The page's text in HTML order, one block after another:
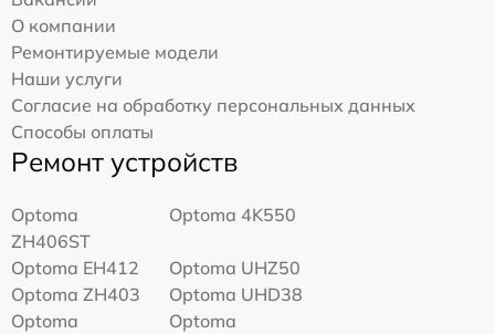
О компании
Ремонтируемые модели
Наши услуги
Согласие на обработку персональных данных
Способы оплаты
Ремонт устройств
Optoma
ZH406ST
Optoma 4K550
Optoma EH412
Optoma UHZ50
Optoma ZH403
Optoma UHD38
Optoma
Optoma